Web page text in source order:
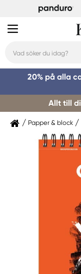
20% på alla
Allt till
Papper & block